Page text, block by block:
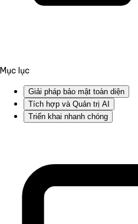
Mục lục
Giải pháp bảo mật toàn diện
Tích hợp và Quản trị AI
Triển khai nhanh chóng